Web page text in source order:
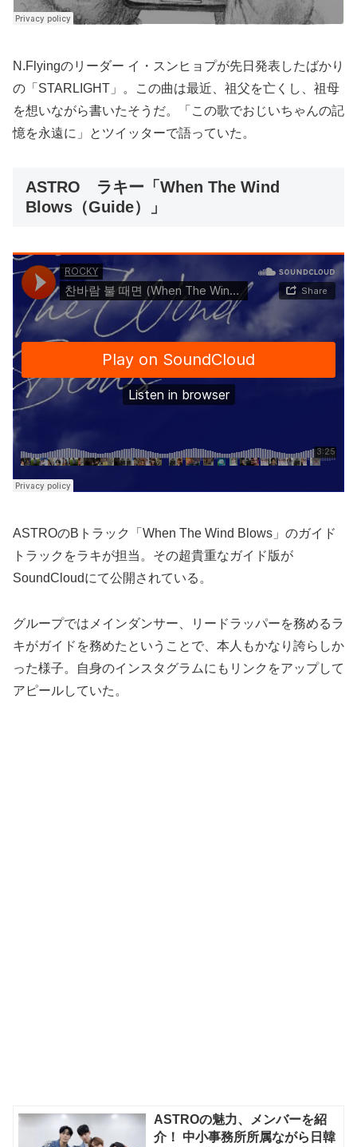
N.Flyingのリーダー イ・スンヒョプが先日発表したばかり
の「STARLIGHT」。この曲は最近、祖父を亡くし、祖母
を想いながら書いたそうだ。「この歌でおじいちゃんの記
憶を永遠に」とツイッターで語っていた。
ASTRO ラキー「When The Wind
Blows（Guide）」
ASTROのBトラック「When The Wind Blows」のガイド
トラックをラキが担当。その超貴重なガイド版が
SoundCloudにて公開されている。
グループではメインダンサー、リードラッパーを務めるラ
キがガイドを務めたということで、本人もかなり誇らしか
った様子。自身のインスタグラムにもリンクをアップして
アピールしていた。
ASTROの魅力、メンバーを紹
介！ 中小事務所所属ながら日韓